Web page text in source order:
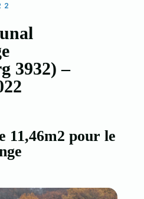
3932) –
11,46m2 pour le